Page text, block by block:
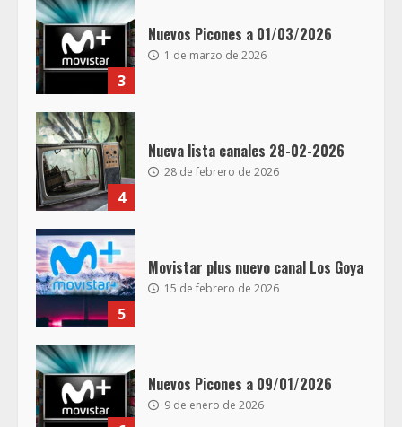
3
Nuevos Picones a 01/03/2026
1 de marzo de 2026
4
Nueva lista canales 28-02-2026
28 de febrero de 2026
5
Movistar plus nuevo canal Los Goya
15 de febrero de 2026
Nuevos Picones a 09/01/2026
9 de enero de 2026